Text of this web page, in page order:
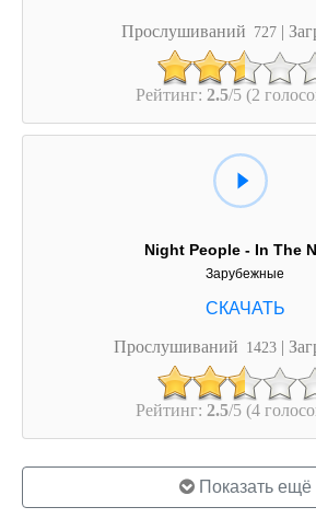
Прослушиваний 727 |
Рейтинг: 2.5/5 (2
Night People - In The
Зарубежные
Прослушиваний 1423 |
Рейтинг: 2.5/5 (4
Показать ещё